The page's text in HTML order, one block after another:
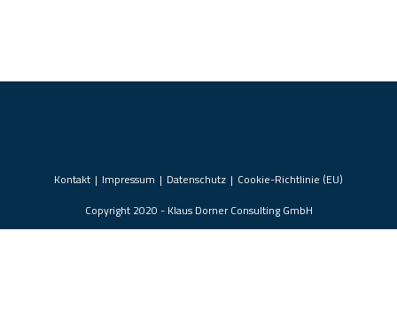
Kontakt Impressum Datenschutz
Cookie-Richtlinie (EU)
Copyright 2020 - Klaus Dorner Consulting GmbH